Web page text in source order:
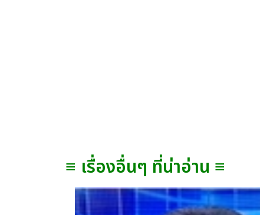
≡ เรื่องอื่นๆ ที่น่าอ่าน ≡